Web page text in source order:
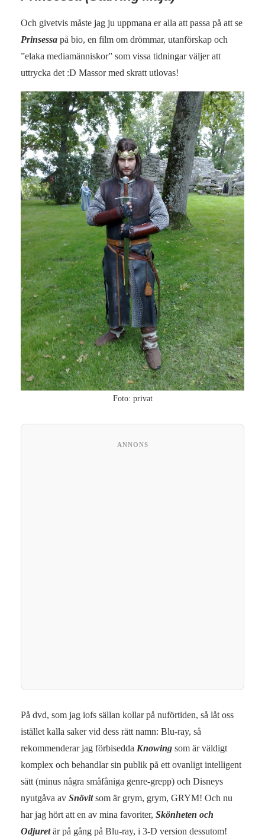
Och givetvis måste jag ju uppmana er alla att passa på att se
Prinsessa på bio, en film om drömmar, utanförskap och
”elaka mediamänniskor” som vissa tidningar väljer att
uttrycka det :D Massor med skratt utlovas!
Foto: privat
ANNONS
På dvd, som jag iofs sällan kollar på nuförtiden, så låt oss
istället kalla saker vid dess rätt namn: Blu-ray, så
rekommenderar jag förbisedda Knowing som är väldigt
komplex och behandlar sin publik på ett ovanligt intelligent
sätt (minus några småfåniga genre-grepp) och Disneys
nyutgåva av Snövitsom är grym, grym, GRYM! Och nu
har jag hört att en av mina favoriter, Skönheten och
Odjuretär på gång på Blu-ray, i 3-D version dessutom!